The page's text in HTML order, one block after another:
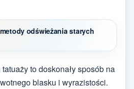
odświeżania starych
to doskonały sposób na
blasku i wyrazistości.